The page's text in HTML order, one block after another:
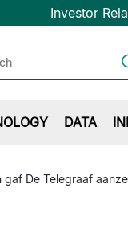
Overslaan
en
Investor
DATA
gaf De Telegraaf